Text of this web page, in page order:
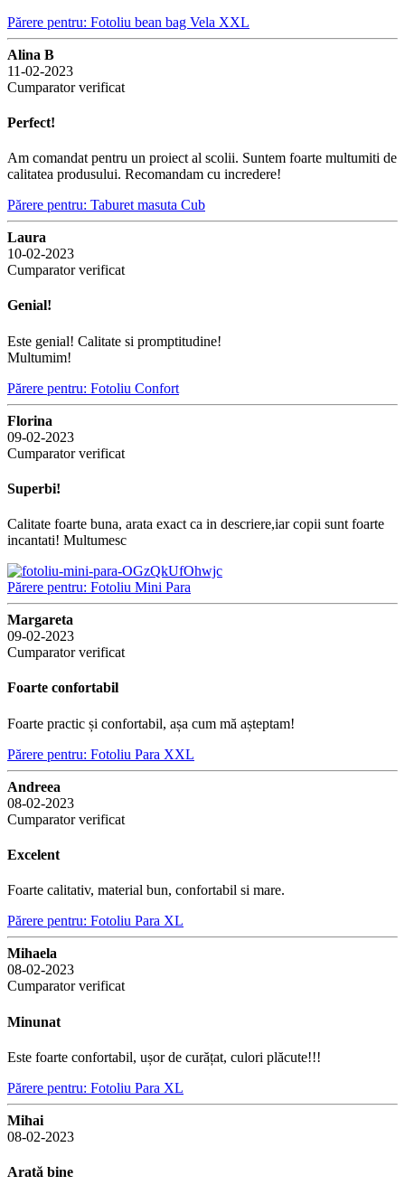
Părere pentru: Fotoliu bean bag Vela XXL
Alina B
11-02-2023
Cumparator verificat
Perfect!
Am comandat pentru un proiect al scolii. Suntem foarte multumiti de
calitatea produsului. Recomandam cu incredere!
Părere pentru: Taburet masuta Cub
Laura
10-02-2023
Cumparator verificat
Genial!
Este genial! Calitate si promptitudine!
Multumim!
Părere pentru: Fotoliu Confort
Florina
09-02-2023
Cumparator verificat
Superbi!
Calitate foarte buna, arata exact ca in descriere,iar copii sunt foarte
incantati! Multumesc
Părere pentru: Fotoliu Mini Para
Margareta
09-02-2023
Cumparator verificat
Foarte confortabil
Foarte practic și confortabil, așa cum mă așteptam!
Părere pentru: Fotoliu Para XXL
Andreea
08-02-2023
Cumparator verificat
Excelent
Foarte calitativ, material bun, confortabil si mare.
Părere pentru: Fotoliu Para XL
Mihaela
08-02-2023
Cumparator verificat
Minunat
Este foarte confortabil, ușor de curățat, culori plăcute!!!
Părere pentru: Fotoliu Para XL
Mihai
08-02-2023
Arată bine